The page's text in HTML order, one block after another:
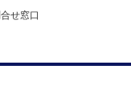
せ窓口